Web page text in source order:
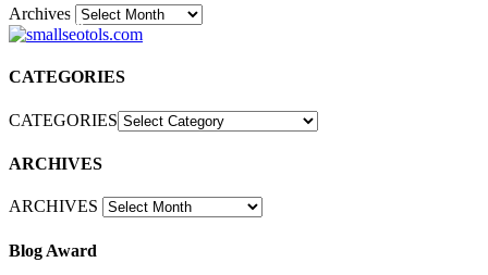
Archives30
CATEGORIES
CATEGORIES
ARCHIVES
ARCHIVES
Blog Award